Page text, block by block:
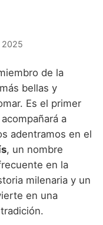
por D
por E
por F
por G
por H
por I
por J
2025
de la
bellas y
Es el primer
a
adentramos en el
, un nombre
en la
milenaria y un
en una